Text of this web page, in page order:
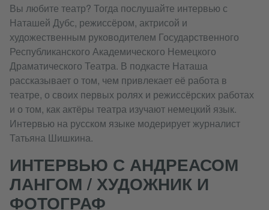
Вы любите театр? Тогда послушайте интервью с
Наташей Дубс, режиссёром, актрисой и
художественным руководителем Государственного
Республиканского Академического Немецкого
Драматического Театра. В подкасте Наташа
рассказывает о том, чем привлекает её работа в
театре, о своих первых ролях и режиссёрских работах
и о том, как актёры театра изучают немецкий язык.
Интервью на русском языке модерирует журналист
Татьяна Шишкина.
ИНТЕРВЬЮ С АНДРЕАСОМ
ЛАНГОМ / ХУДОЖНИК И
ФОТОГРАФ